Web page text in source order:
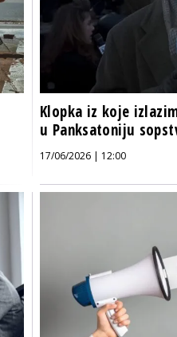
Klopka iz koje
u Panksatoniju
17/06/2026 | 12:00